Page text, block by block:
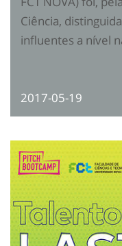
Ciência,
influentes a nível
2017-05-19